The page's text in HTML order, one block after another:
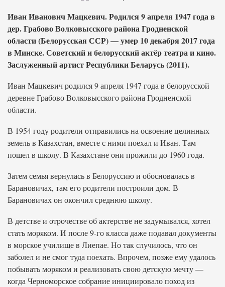
Иван Иванович Мацкевич. Родился 9 апреля 1947 года в
дер. Грабово Волковысского района Гродненской
области (Белорусская ССР) — умер 10 декабря 2017 года
в Минске. Советский и белорусский актёр театра и кино.
Заслуженный артист Республики Беларусь (2011).
Иван Мацкевич родился 9 апреля 1947 года в белорусской
деревне Грабово Волковысского района Гродненской
области.
В 1954 году родители отправились на освоение целинных
земель в Казахстан, вместе с ними поехал и Иван. Там
пошел в школу. В Казахстане они прожили до 1960 года.
Затем семья вернулась в Белоруссию и обосновалась в
Барановичах, там его родители построили дом. В
Барановичах он окончил среднюю школу.
В детстве и отрочестве об актерстве не задумывался, хотел
стать моряком. И после 9-го класса даже подавал документы
в морское училище в Лиепае. Но так случилось, что он
заболел и не смог туда поехать. Впрочем, позже ему удалось
побывать моряком и реализовать свою детскую мечту —
когда Черноморское собрание инициировало поход из